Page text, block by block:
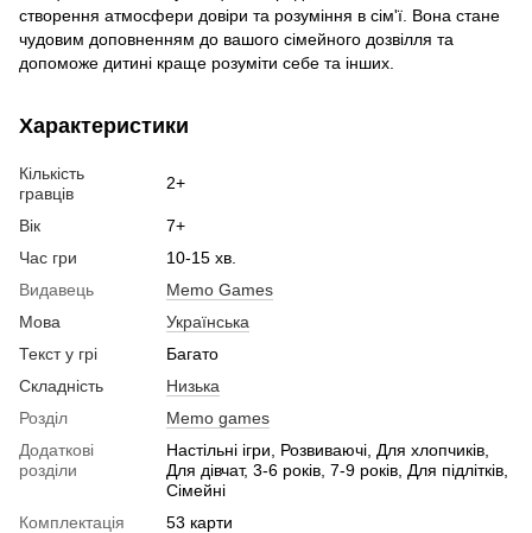
створення атмосфери довіри та розуміння в сім'ї. Вона стане
чудовим доповненням до вашого сімейного дозвілля та
допоможе дитині краще розуміти себе та інших.
Характеристики
Кількість
гравців
2+
Вік
7+
Час гри
10-15 хв.
Видавець
Memo Games
Мова
Українська
Текст у грі
Багато
Складність
Низька
Розділ
Memo games
Додаткові
розділи
Настільні ігри, Розвиваючі, Для хлопчиків,
Для дівчат, 3-6 років, 7-9 років, Для підлітків,
Сімейні
Комплектація
53 карти